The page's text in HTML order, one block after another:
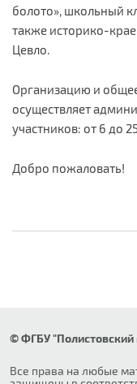
болото», школьный
также историко-
Цевло.
Организацию и
осуществляет
участников: от 6 до
Добро пожаловать!
© ФГБУ "Полистовский
Все права на любые